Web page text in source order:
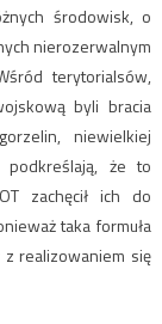
środowisk, o
nierozerwalnym
terytorialsów,
byli bracia
niewielkiej
podkreślają, że to
zachęcił ich do
taka formuła
realizowaniem się